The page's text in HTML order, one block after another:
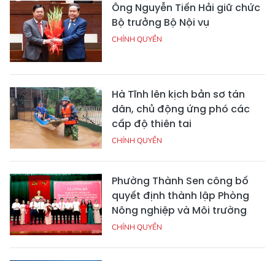
Ông Nguyễn Tiến Hải giữ chức
Bộ trưởng Bộ Nội vụ
CHÍNH QUYỀN
Hà Tĩnh lên kịch bản sơ tán
dân, chủ động ứng phó các
cấp độ thiên tai
CHÍNH QUYỀN
Phường Thành Sen công bố
quyết định thành lập Phòng
Nông nghiệp và Môi trường
CHÍNH QUYỀN